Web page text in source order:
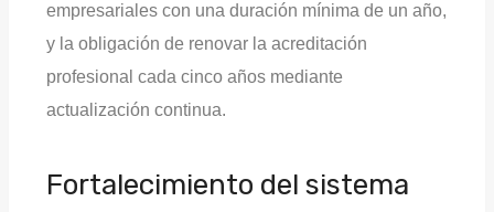
empresariales con una duración mínima de un año,
y la obligación de renovar la acreditación
profesional cada cinco años mediante
actualización continua.
Fortalecimiento del sistema